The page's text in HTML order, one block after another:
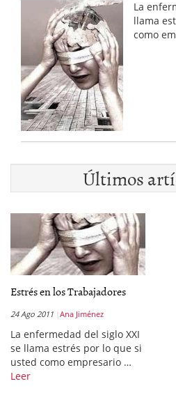
La
llama
como
Últimos
Estrés en los Trabajadores
24 Ago 2011 Ana Jiménez
La enfermedad del siglo XXI
se llama estrés por lo que si
usted como empresario …
Leer